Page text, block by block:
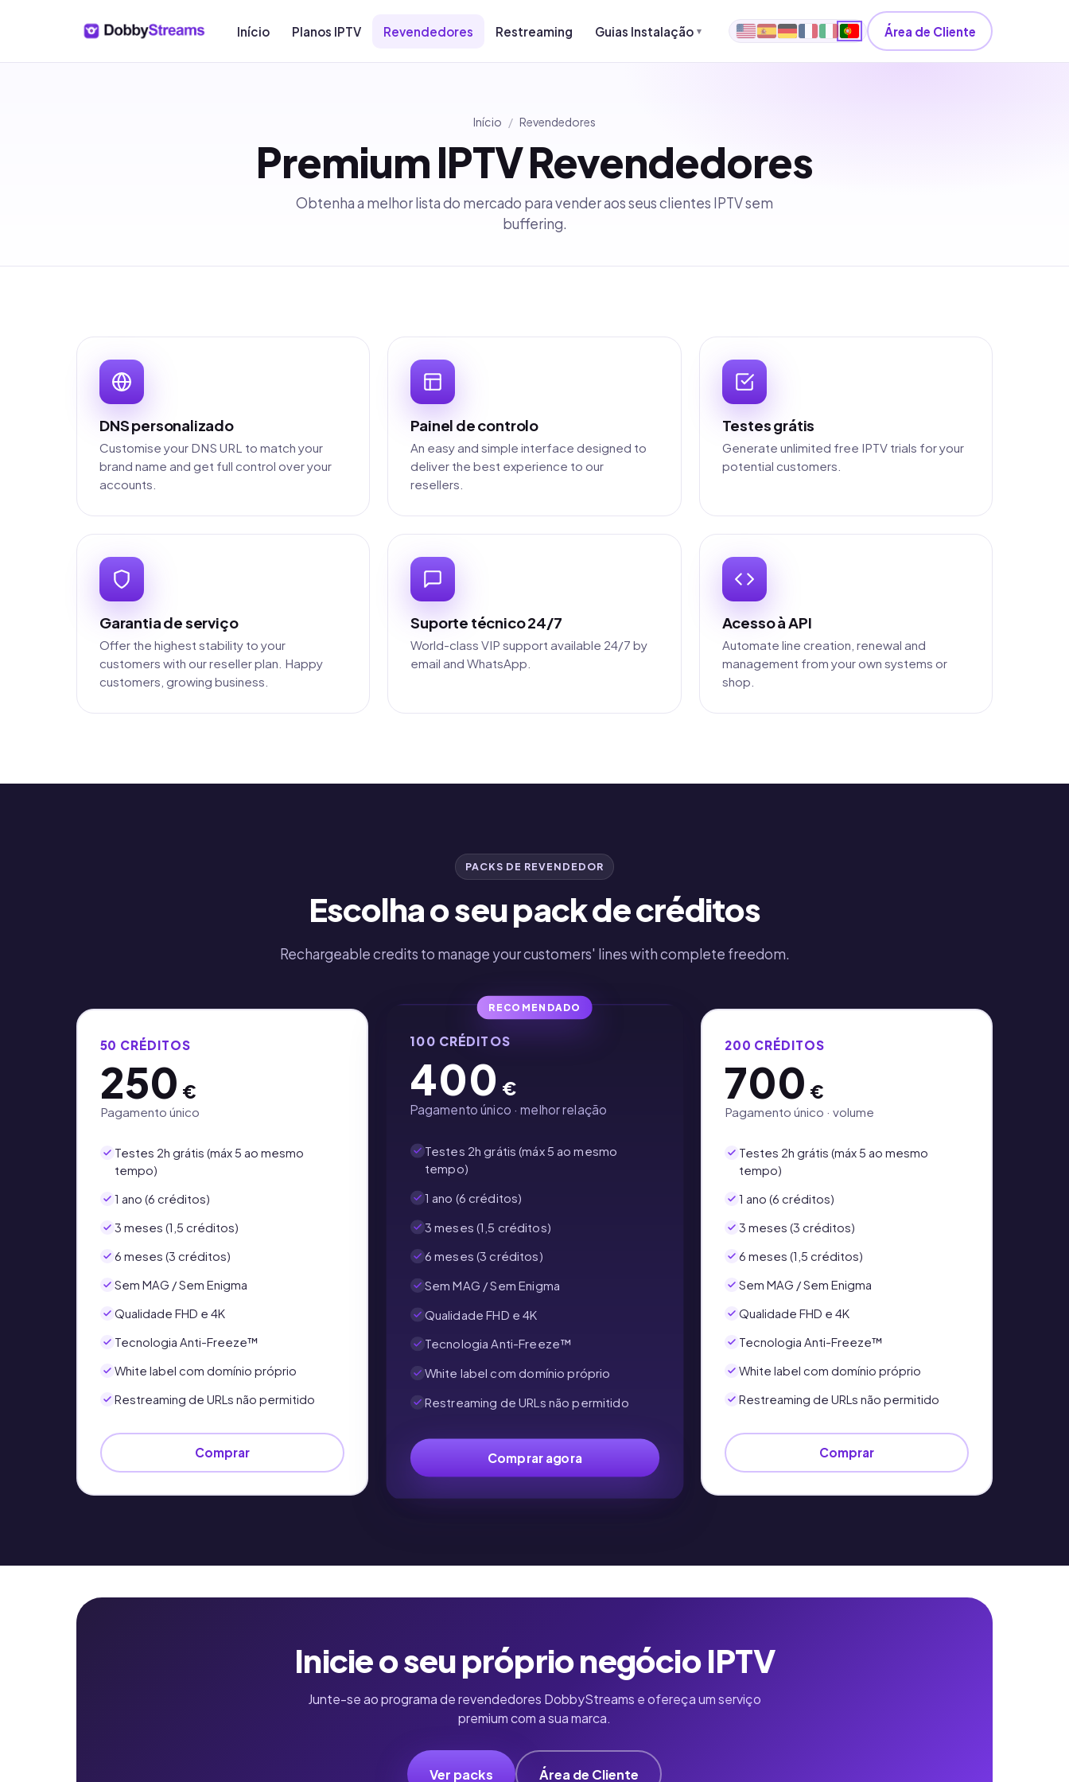
Início Planos IPTV Revendedores Restreaming Guias Instalação Área de Cliente
Início / Revendedores
Premium IPTV Revendedores
Obtenha a melhor lista do mercado para vender aos seus clientes IPTV sem
buffering.
DNS personalizado
Customise your DNS URL to match your
brand name and get full control over your
accounts.
Painel de controlo
An easy and simple interface designed to
deliver the best experience to our
resellers.
Testes grátis
Generate unlimited free IPTV trials for your
potential customers.
Garantia de serviço
Offer the highest stability to your
customers with our reseller plan. Happy
customers, growing business.
Suporte técnico 24/7
World-class VIP support available 24/7 by
email and WhatsApp.
Acesso à API
Automate line creation, renewal and
management from your own systems or
shop.
PACKS DE REVENDEDOR
Escolha o seu pack de créditos
Rechargeable credits to manage your customers' lines with complete freedom.
50 CRÉDITOS
250 €
Pagamento único
Testes 2h grátis (máx 5 ao mesmo
tempo)
1 ano (6 créditos)
3 meses (1,5 créditos)
6 meses (3 créditos)
Sem MAG / Sem Enigma
Qualidade FHD e 4K
Tecnologia Anti-Freeze™
White label com domínio próprio
Restreaming de URLs não permitido
Comprar
RECOMENDADO
100 CRÉDITOS
400 €
Pagamento único · melhor relação
Testes 2h grátis (máx 5 ao mesmo
tempo)
1 ano (6 créditos)
3 meses (1,5 créditos)
6 meses (3 créditos)
Sem MAG / Sem Enigma
Qualidade FHD e 4K
Tecnologia Anti-Freeze™
White label com domínio próprio
Restreaming de URLs não permitido
Comprar agora
200 CRÉDITOS
700 €
Pagamento único · volume
Testes 2h grátis (máx 5 ao mesmo
tempo)
1 ano (6 créditos)
3 meses (3 créditos)
6 meses (1,5 créditos)
Sem MAG / Sem Enigma
Qualidade FHD e 4K
Tecnologia Anti-Freeze™
White label com domínio próprio
Restreaming de URLs não permitido
Comprar
Inicie o seu próprio negócio IPTV
Junte-se ao programa de revendedores DobbyStreams e ofereça um serviço
premium com a sua marca.
Ver packs Área de Cliente